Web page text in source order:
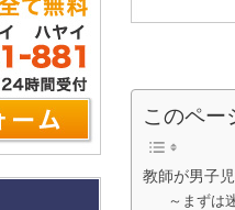
このペー
教師が男子
～まずは